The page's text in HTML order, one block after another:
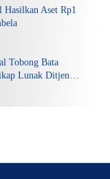
Aset Rp1
Tobong Bata
Lunak Ditjen